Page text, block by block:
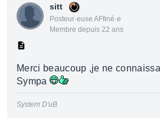
sitt
Posteur·euse AFfiné·e
Membre depuis 22 ans
Merci beaucoup ,je ne
Sympa
System D'uB